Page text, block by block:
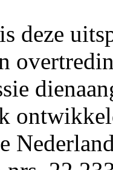
deze